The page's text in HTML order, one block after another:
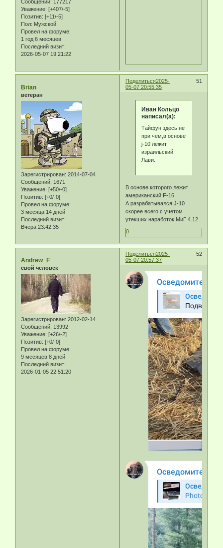
Сообщений: 177217
Уважение: [+407/-5]
Позитив: [+11/-5]
Пол: Мужской
Провел на форуме:
1 год 6 месяцев
Последний визит:
2026-05-07 19:21:22
Поделиться 51
2025-
05-07 20:55:35
Brian
ветеран
Зарегистрирован: 2014-07-04
Сообщений: 1671
Уважение: [+50/-0]
Позитив: [+0/-0]
Провел на форуме:
3 месяца 14 дней
Последний визит:
Вчера 23:42:35
Иван Кольцо
написал(а):
Тайфун здесь не
при чем,в основе
j-10 лежит
израильский
Лави.
В основе которого лежит
американский F-16.
А разрабатывался J-10
скорее всего с учетом
утекших наработок МиГ 4.12.
0
Поделиться 52
2025-
05-07 20:57:37
Andrew_F
свой человек
Зарегистрирован: 2012-02-14
Сообщений: 13992
Уважение: [+26/-2]
Позитив: [+0/-0]
Провел на форуме:
9 месяцев 8 дней
Последний визит:
2026-01-05 22:51:20